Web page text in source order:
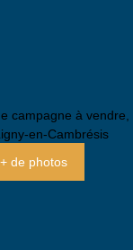
+ de photos